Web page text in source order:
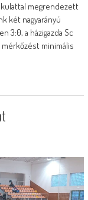
megrendezett
két nagyarányú
3:0, a házigazda Sc
mérkőzést minimális